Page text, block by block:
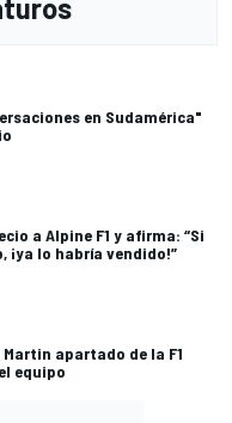
en Sudamérica"
a Alpine F1 y afirma: “Si
¡ya lo habría vendido!”
apartado de la F1
equipo